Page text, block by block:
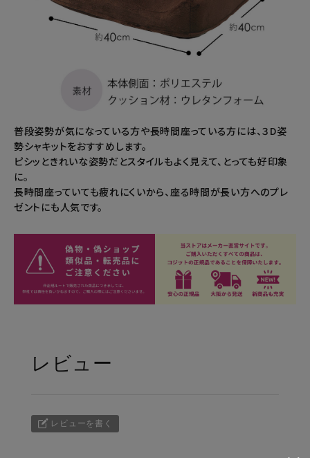
普段姿勢が気になっている方や長時間座っている方には、３D姿
勢シャキットをおすすめします。
ピシッときれいな姿勢だとスタイルもよく見えて、とっても好印象
に。
長時間座っていても疲れにくいから、座る時間が長い方へのプレ
ゼントにも人気です。
レビュー
レビューを書く